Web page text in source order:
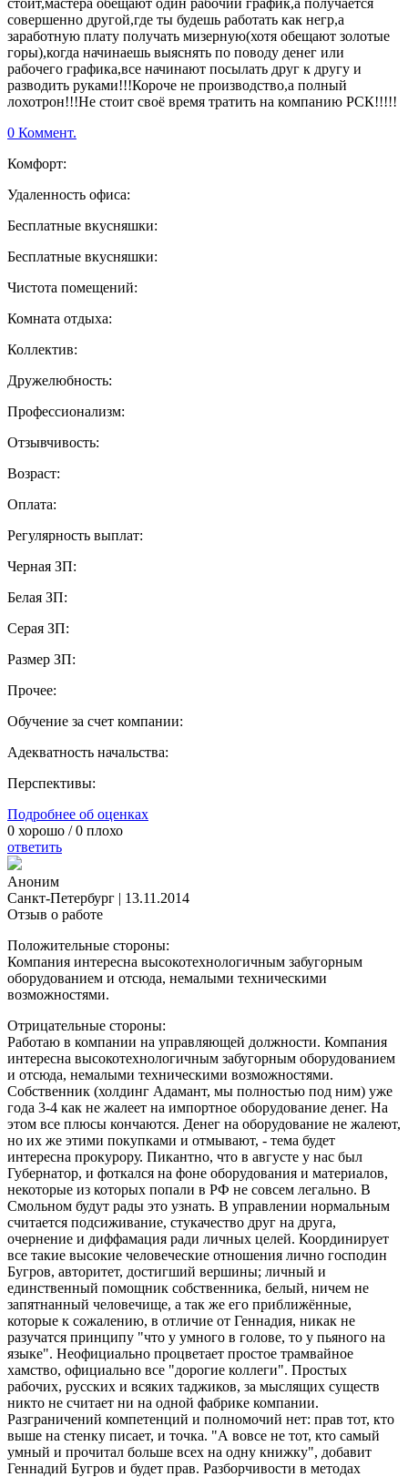
стоит,мастера обещают один рабочий график,а получается
совершенно другой,где ты будешь работать как негр,а
заработную плату получать мизерную(хотя обещают золотые
горы),когда начинаешь выяснять по поводу денег или
рабочего графика,все начинают посылать друг к другу и
разводить руками!!!Короче не производство,а полный
лохотрон!!!Не стоит своё время тратить на компанию РСК!!!!!
0 Коммент.
Комфорт:
Удаленность офиса:
Бесплатные вкусняшки:
Бесплатные вкусняшки:
Чистота помещений:
Комната отдыха:
Коллектив:
Дружелюбность:
Профессионализм:
Отзывчивость:
Возраст:
Оплата:
Регулярность выплат:
Черная ЗП:
Белая ЗП:
Серая ЗП:
Размер ЗП:
Прочее:
Обучение за счет компании:
Адекватность начальства:
Перспективы:
Подробнее об оценках
0 хорошо /0 плохо
ответить
Аноним
Санкт-Петербург | 13.11.2014
Отзыв о работе
Положительные стороны:
Компания интересна высокотехнологичным забугорным
оборудованием и отсюда, немалыми техническими
возможностями.
Отрицательные стороны:
Работаю в компании на управляющей должности. Компания
интересна высокотехнологичным забугорным оборудованием
и отсюда, немалыми техническими возможностями.
Собственник (холдинг Адамант, мы полностью под ним) уже
года 3-4 как не жалеет на импортное оборудование денег. На
этом все плюсы кончаются. Денег на оборудование не жалеют,
но их же этими покупками и отмывают, - тема будет
интересна прокурору. Пикантно, что в августе у нас был
Губернатор, и фоткался на фоне оборудования и материалов,
некоторые из которых попали в РФ не совсем легально. В
Смольном будут рады это узнать. В управлении нормальным
считается подсиживание, стукачество друг на друга,
очернение и диффамация ради личных целей. Координирует
все такие высокие человеческие отношения лично господин
Бугров, авторитет, достигший вершины; личный и
единственный помощник собственника, белый, ничем не
запятнанный человечище, а так же его приближённые,
которые к сожалению, в отличие от Геннадия, никак не
разучатся принципу "что у умного в голове, то у пьяного на
языке". Неофициально процветает простое трамвайное
хамство, официально все "дорогие коллеги". Простых
рабочих, русских и всяких таджиков, за мыслящих существ
никто не считает ни на одной фабрике компании.
Разграничений компетенций и полномочий нет: прав тот, кто
выше на стенку писает, и точка. "А вовсе не тот, кто самый
умный и прочитал больше всех на одну книжку", добавит
Геннадий Бугров и будет прав. Разборчивости в методах